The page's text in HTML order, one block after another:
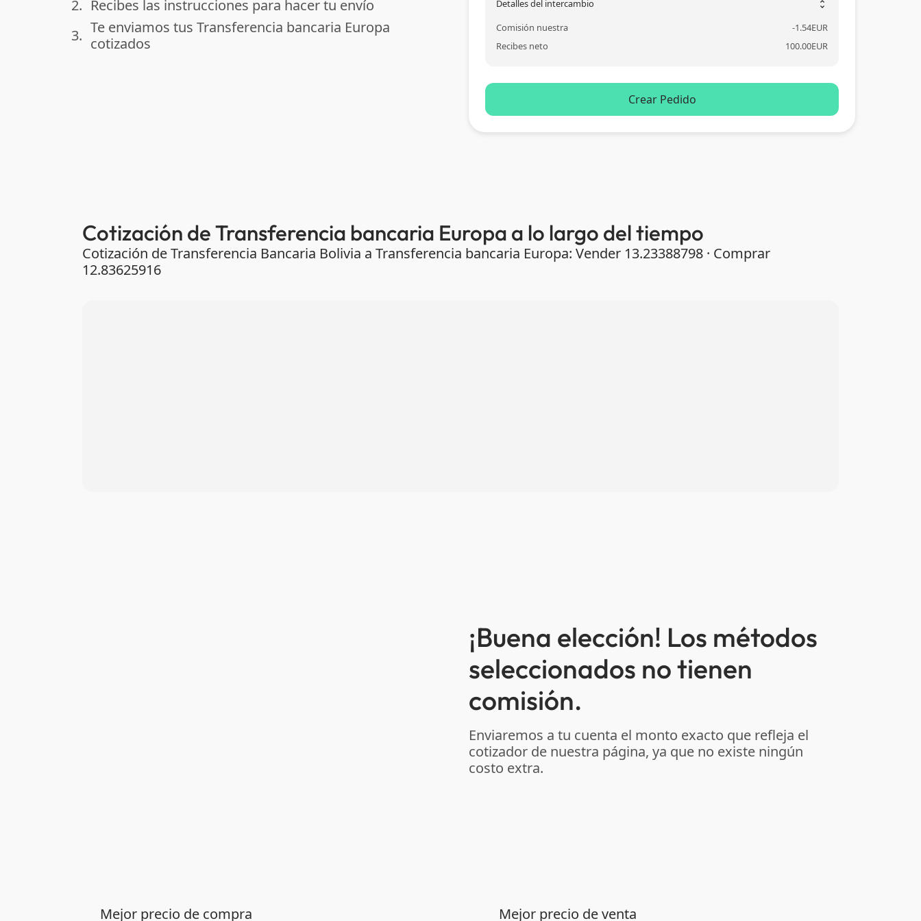
done
2. Recibes las instrucciones para hacer tu envío
done
3. Te enviamos tus Transferencia bancaria Europa
cotizados
Detalles del intercambio unfold_more
Comisión nuestra -1.54EUR
Recibes neto
100.00EUR
Crear Pedido
Cotización de Transferencia bancaria Europa a lo largo del tiempo
Cotización de Transferencia Bancaria Bolivia a Transferencia bancaria Europa: Vender 13.23388798 · Comprar
12.83625916
¡Buena elección! Los métodos
seleccionados no tienen
comisión.
Enviaremos a tu cuenta el monto exacto que refleja el
cotizador de nuestra página, ya que no existe ningún
costo extra.
Mejor precio de compra Mejor precio de venta